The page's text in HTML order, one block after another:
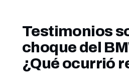
Testimonios
choque del
¿Qué ocurrió